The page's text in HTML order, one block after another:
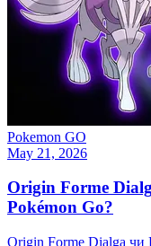
Pokemon GO
May 21, 2026
Origin Forme
Pokémon Go?
Origin Forme Dialga чи